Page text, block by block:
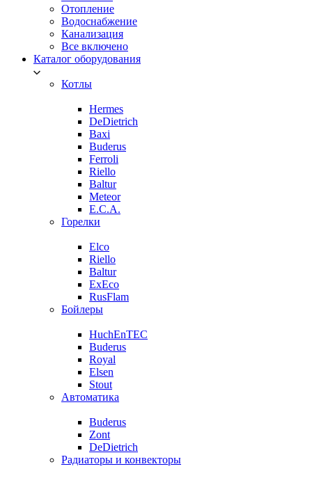
Отопление
Водоснабжение
Канализация
Все включено
Каталог оборудования
Котлы
Hermes
DeDietrich
Baxi
Buderus
Ferroli
Riello
Baltur
Meteor
E.C.A.
Горелки
Elco
Riello
Baltur
ExEco
RusFlam
Бойлеры
HuchEnTEC
Buderus
Royal
Elsen
Stout
Автоматика
Buderus
Zont
DeDietrich
Радиаторы и конвекторы